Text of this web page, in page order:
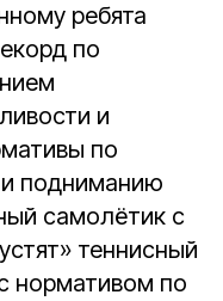
ребята
по
и
по
подниманию
самолётик с
теннисный
нормативом по